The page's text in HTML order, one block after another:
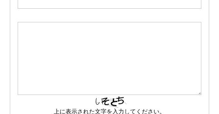
上に表示された文字を入力してください。